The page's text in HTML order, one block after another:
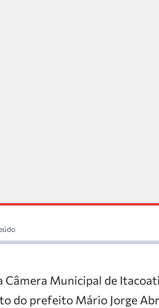
Câmera Municipal de
do prefeito Mário Jorge